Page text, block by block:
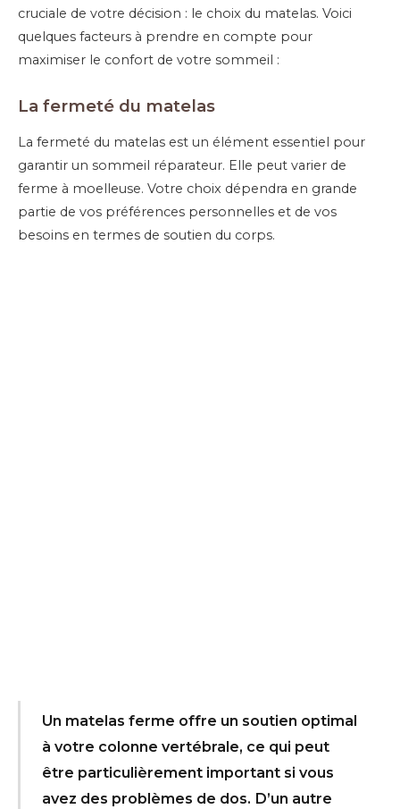
cruciale de votre décision : le choix du matelas. Voici
quelques facteurs à prendre en compte pour
maximiser le confort de votre sommeil :
La fermeté du matelas
La fermeté du matelas est un élément essentiel pour
garantir un sommeil réparateur. Elle peut varier de
ferme à moelleuse. Votre choix dépendra en grande
partie de vos préférences personnelles et de vos
besoins en termes de soutien du corps.
Un matelas ferme offre un soutien optimal
à votre colonne vertébrale, ce qui peut
être particulièrement important si vous
avez des problèmes de dos. D’un autre